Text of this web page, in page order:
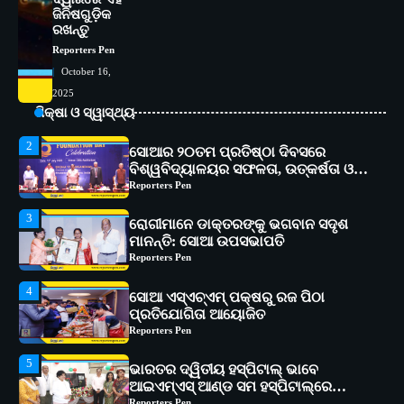
ଜିନିଷଗୁଡ଼ିକ
ରଖନ୍ତୁ
Reporters Pen
October 16,
2025
ଶିକ୍ଷା ଓ ସ୍ୱାସ୍ଥ୍ୟ
1
2
ଅଗ୍ରଗତିର ସ୍ମୃତିଚାରଣ
Reporters Pen
3
ରୋଗୀମାନେ ଡାକ୍ତରଙ୍କୁ ଭଗବାନ ସଦୃଶ
ମାନନ୍ତି: ସୋଆ ଉପସଭାପତି
Reporters Pen
4
ସୋଆ ଏସ୍‌ଏଚ୍‌ଏମ୍ ପକ୍ଷରୁ ରଜ ପିଠା
ପ୍ରତିଯୋଗିତା ଆୟୋଜିତ
Reporters Pen
5
ଭାରତର ଦ୍ୱିତୀୟ ହସ୍ପିଟାଲ୍ ଭାବେ
ଆଇଏମ୍‌ଏସ୍ ଆଣ୍ଡ ସମ ହସ୍ପିଟାଲ୍‌ରେ
ଅତ୍ୟାଧୁନିକ ଡିଜିସ୍କାନର ସ୍ଥାପନ
Reporters Pen
1
ସୋଆ ପକ୍ଷରୁ ରାୱେ କାର୍ଯ୍ୟକ୍ରମ ଅଧୀନରେ
୧୧ଟି ଗ୍ରାମରେ ୧୬ଟି କୃଷକ ପ୍ରଶିକ୍ଷଣ